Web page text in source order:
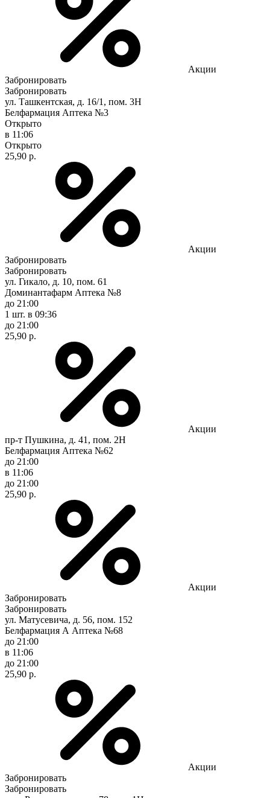
Акции
Забронировать
Забронировать
ул. Ташкентская, д. 16/1, пом. 3Н
Белфармация Аптека №3
Открыто
в 11:06
Открыто
25,90 р.
Акции
Забронировать
Забронировать
ул. Гикало, д. 10, пом. 61
Доминантафарм Аптека №8
до 21:00
1 шт. в 09:36
до 21:00
25,90 р.
Акции
пр-т Пушкина, д. 41, пом. 2Н
Белфармация Аптека №62
до 21:00
в 11:06
до 21:00
25,90 р.
Акции
Забронировать
Забронировать
ул. Матусевича, д. 56, пом. 152
Белфармация А Аптека №68
до 21:00
в 11:06
до 21:00
25,90 р.
Акции
Забронировать
Забронировать